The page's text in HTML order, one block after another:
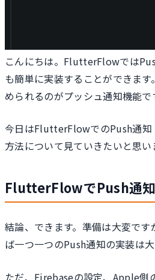
こんにちは。FlutterFlowでは
も簡単に実装することができま
められるのがプッシュ通知機能で
今日はFlutterFlowでのPush通知
方法について見ていきたいと思い
FlutterFlowでPush通知
結論、できます。準備は大変で
ば一つ一つのPush通知の実装は大
ただ、Firebaseの設定、Apple